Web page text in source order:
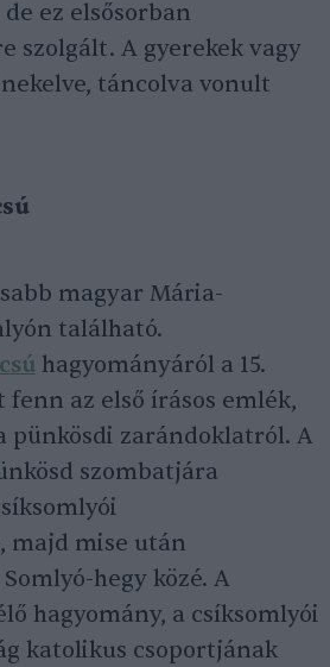
ez elsősorban
szolgált. A gyerekek vagy
táncolva vonult
magyar Mária-
található.
hagyományáról a 15.
fenn az első írásos emlék,
pünkösdi zarándoklatról. A
szombatjára
majd mise után
hegy közé. A
hagyomány, a csíksomlyói
katolikus csoportjának